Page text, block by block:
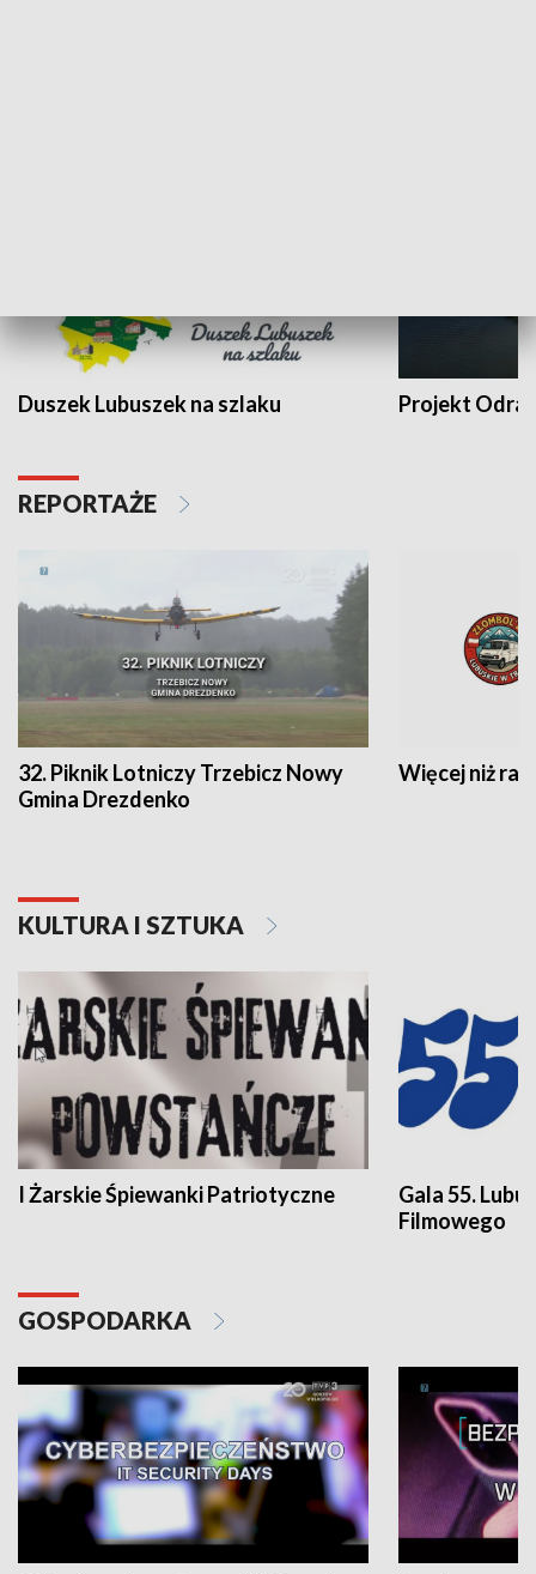
Duszek Lubuszek na szlaku Projekt Odra
REPORTAŻE
32. Piknik Lotniczy Trzebicz Nowy
Gmina Drezdenko
Więcej niż rajd
KULTURA I SZTUKA
I Żarskie Śpiewanki Patriotyczne
Gala 55.
Filmowego
GOSPODARKA